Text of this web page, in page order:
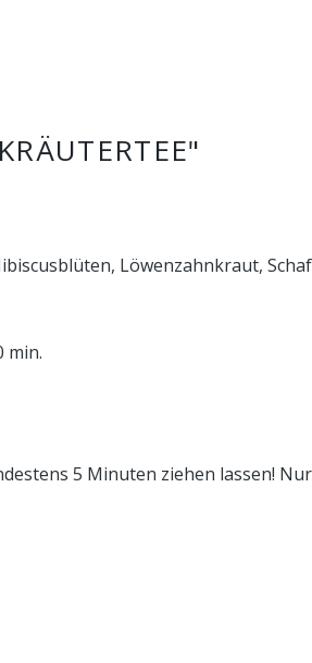
Löwenzahnkraut,
min.
5 Minuten ziehen lassen!